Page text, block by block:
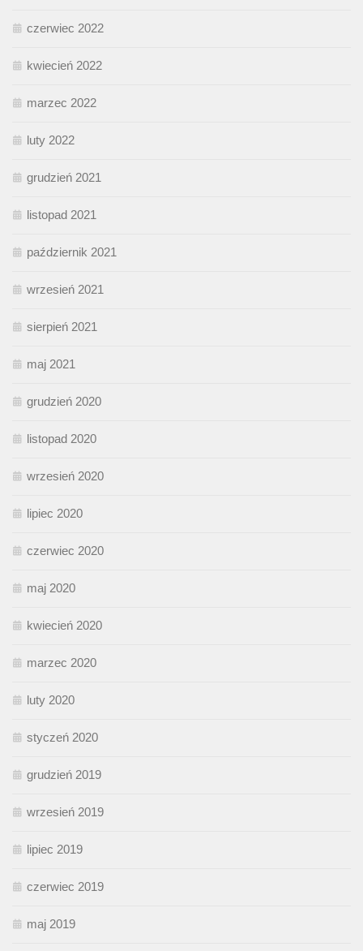
czerwiec 2022
kwiecień 2022
marzec 2022
luty 2022
grudzień 2021
listopad 2021
październik 2021
wrzesień 2021
sierpień 2021
maj 2021
grudzień 2020
listopad 2020
wrzesień 2020
lipiec 2020
czerwiec 2020
maj 2020
kwiecień 2020
marzec 2020
luty 2020
styczeń 2020
grudzień 2019
wrzesień 2019
lipiec 2019
czerwiec 2019
maj 2019